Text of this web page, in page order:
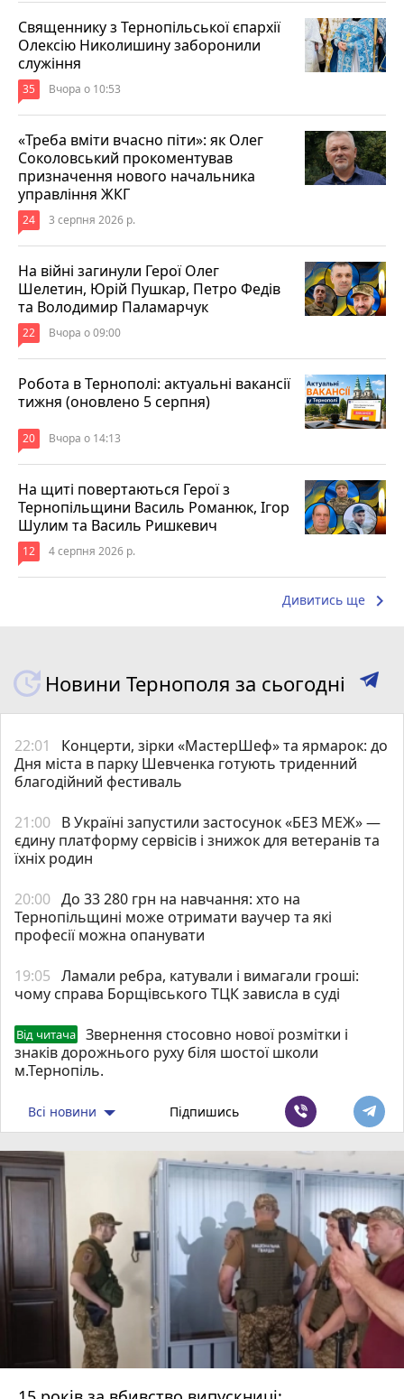
Священнику з Тернопільської єпархії
Олексію Николишину заборонили
служіння
35 Вчора о 10:53
«Треба вміти вчасно піти»: як Олег
Соколовський прокоментував
призначення нового начальника
управління ЖКГ
24 3 серпня 2026 р.
На війні загинули Герої Олег
Шелетин, Юрій Пушкар, Петро Федів
та Володимир Паламарчук
22 Вчора о 09:00
Робота в Тернополі: актуальні вакансії
тижня (оновлено 5 серпня)
20 Вчора о 14:13
На щиті повертаються Герої з
Тернопільщини Василь Романюк, Ігор
Шулим та Василь Ришкевич
12 4 серпня 2026 р.
Дивитись ще keyboard_arrow_right
Новини Тернополя за сьогодні
22:01
Концерти, зірки «МастерШеф» та ярмарок: до
Дня міста в парку Шевченка готують триденний
благодійний фестиваль
21:00 В Україні запустили застосунок «БЕЗ МЕЖ» —
єдину платформу сервісів і знижок для ветеранів та
їхніх родин
20:00 До 33 280 грн на навчання: хто на
Тернопільщині може отримати ваучер та які
професії можна опанувати
19:05 Ламали ребра, катували і вимагали гроші:
чому справа Борщівського ТЦК зависла в суді
Від читача
Звернення стосовно нової розмітки і
знаків дорожнього руху біля шостої школи
м.Тернопіль.
Всі новини Підпишись